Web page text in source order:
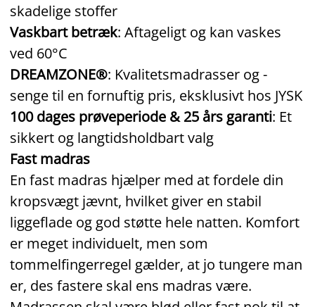
skadelige stoffer
Vaskbart betræk: Aftageligt og kan vaskes
ved 60°C
DREAMZONE®: Kvalitetsmadrasser og -
senge til en fornuftig pris, eksklusivt hos JYSK
100 dages prøveperiode & 25 års garanti: Et
sikkert og langtidsholdbart valg
Fast madras
En fast madras hjælper med at fordele din
kropsvægt jævnt, hvilket giver en stabil
liggeflade og god støtte hele natten. Komfort
er meget individuelt, men som
tommelfingerregel gælder, at jo tungere man
er, des fastere skal ens madras være.